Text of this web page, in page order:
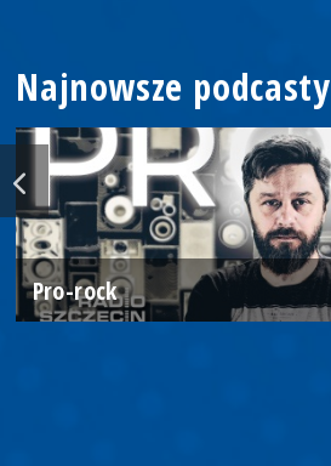
Najnowsze podcasty
Pro-rock